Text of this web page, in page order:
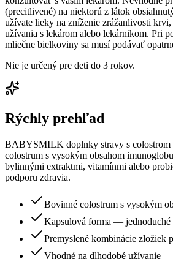
(precitlivené) na niektorú z látok
užívate lieky na zníženie zrážanlivosti
užívania s lekárom alebo lekárnikom. Pri
mliečne bielkoviny sa musí podávať
Nie je určený pre deti do 3 rokov.
Rýchly prehľad
BABYSMILK doplnky stravy s colostrom
colostrum s vysokým obsahom
bylinnými extraktmi, vitamínmi alebo
podporu zdravia.
Bovinné colostrum s vysokým
Kapsulová forma — jednoduché
Premyslené kombinácie zložiek
Vhodné na dlhodobé užívanie